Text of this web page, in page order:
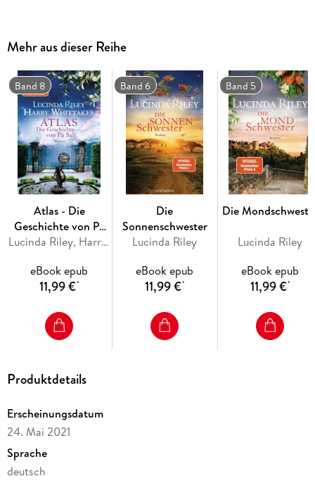
Mehr aus dieser Reihe
Band 8
Atlas - Die
Geschichte von Pa
Salt
Lucinda Riley, Harry Whittaker
eBook epub
11,99 €*
Band 6
Die
Sonnenschwester
Lucinda Riley
eBook epub
11,99 €*
Band 5
Die
Lucinda Riley
eBook epub
11,99 €*
Produktdetails
Erscheinungsdatum
24. Mai 2021
Sprache
deutsch